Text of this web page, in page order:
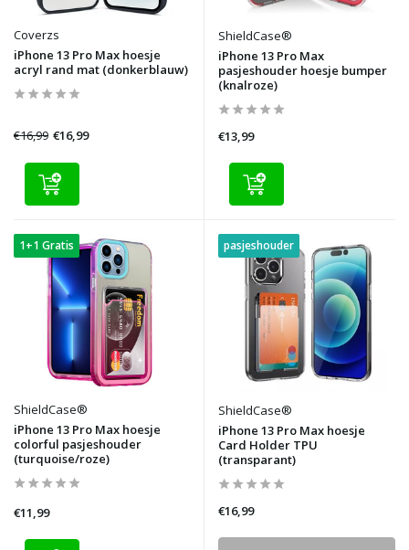
Coverzs
iPhone 13 Pro Max hoesje
acryl rand mat (donkerblauw)
€16,99 €16,99
ShieldCase®
iPhone 13 Pro Max
pasjeshouder hoesje bumper
(knalroze)
€13,99
1+1 Gratis
ShieldCase®
iPhone 13 Pro Max hoesje
colorful pasjeshouder
(turquoise/roze)
€11,99
pasjeshouder
ShieldCase®
iPhone 13 Pro Max hoesje
Card Holder TPU
(transparant)
€16,99